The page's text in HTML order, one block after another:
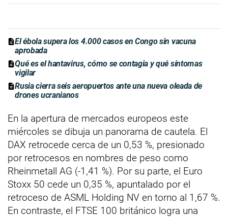
El ébola supera los 4.000 casos en Congo sin vacuna
aprobada
Qué es el hantavirus, cómo se contagia y qué síntomas
vigilar
Rusia cierra seis aeropuertos ante una nueva oleada de
drones ucranianos
En la apertura de mercados europeos este
miércoles se dibuja un panorama de cautela. El
DAX retrocede cerca de un 0,53 %, presionado
por retrocesos en nombres de peso como
Rheinmetall AG (-1,41 %). Por su parte, el Euro
Stoxx 50 cede un 0,35 %, apuntalado por el
retroceso de ASML Holding NV en torno al 1,67 %.
En contraste, el FTSE 100 británico logra una